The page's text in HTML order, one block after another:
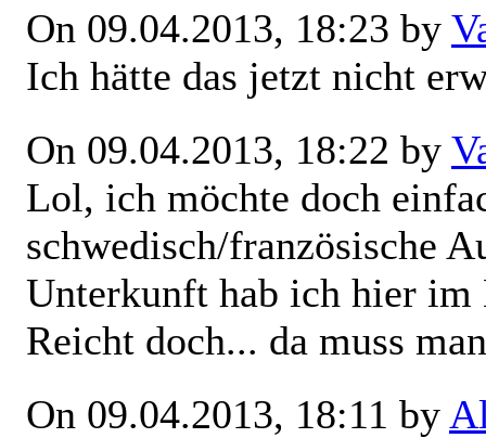
On 09.04.2013, 18:23 by
Ich hätte das jetzt nicht
On 09.04.2013, 18:22 by
Lol, ich möchte doch
schwedisch/französische
Unterkunft hab ich hier im
Reicht doch... da muss
On 09.04.2013, 18:11 by